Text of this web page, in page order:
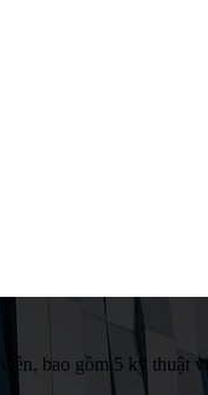
bao gồm 5 kỹ thuật